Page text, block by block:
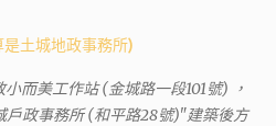
土城地政事務所)
而美工作站 (金城路一段101號) ，
戶政事務所 (和平路28號)"建築後方